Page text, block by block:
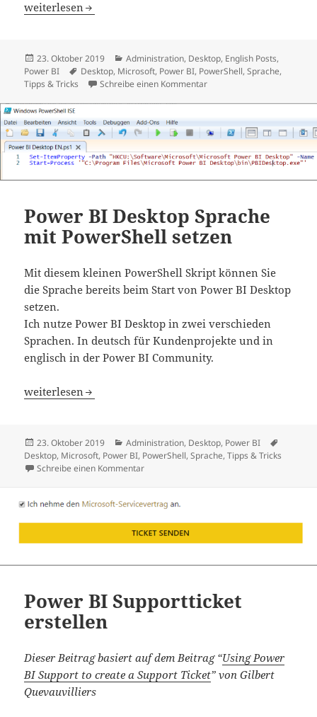
Set your Power BI Desktop language with PowerShell
weiterlesen
Veröffentlicht
am
23. Oktober 2019 Kategorien
Administration, Desktop, English Posts,
Power BI
Schlagwörter
Desktop, Microsoft, Power BI, PowerShell,Sprache,
Tipps & Tricks
Schreibe einen Kommentarzu Set your Power BI
Power BI Desktop Sprache
mit PowerShell setzen
Mit diesem kleinen PowerShell Skript können Sie
die Sprache bereits beim Start von Power BI Desktop
setzen.
Ich nutze Power BI Desktop in zwei verschieden
Sprachen. In deutsch für Kundenprojekte und in
englisch in der Power BI Community.
Power BI Desktop Sprache mit PowerShell setzen
weiterlesen
Veröffentlicht
am
23. Oktober 2019 Kategorien
Administration, Desktop, Power BI
Desktop, Microsoft, Power BI, PowerShell,Sprache,Tipps & Tricks
Schreibe einen Kommentarzu Power BI Desktop Sprache mit
Power BI Supportticket
erstellen
Dieser Beitrag basiert auf dem Beitrag “Using Power
BI Support to create a Support Ticket” von Gilbert
Quevauvilliers